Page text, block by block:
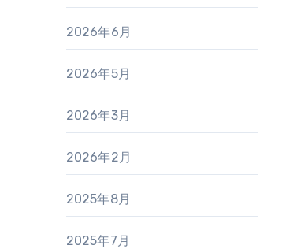
2026年6月
2026年5月
2026年3月
2026年2月
2025年8月
2025年7月